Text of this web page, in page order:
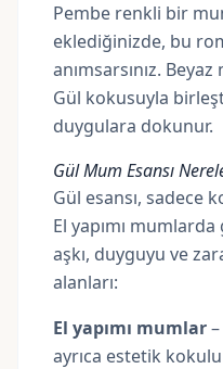
Pembe renkli bir
eklediğinizde, bu
anımsarsınız.
Gül kokusuyla
duygulara dokunur.
Gül Mum Esansı
Gül esansı, sadece
El yapımı
aşkı, duyguyu ve
alanları:
El yapımı mumlar
ayrıca estetik